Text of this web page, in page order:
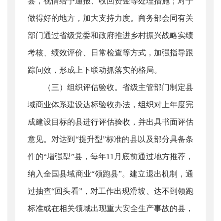
做得好的地方，加大支持力度。商务部会同有关
部门通过省级党委和政府推进乡村振兴战略实绩
考核、绩效评价、日常检查等方式，加强指导跟
踪问效，形成上下联动抓落实的格局。
（三）组织评估验收。省级主管部门制定县
域商业体系建设达标验收办法，组织对上年度完
成建设目标的县进行评估验收，并出具书面评估
意见。对达到“提升型”标准的县以及部分具备条
件的“增强型”县，每年11月底前通过地方推荐，
纳入全国县域商业“领跑县”。建立退出机制，通
过抽查“回头看”，对工作出现滑坡、达不到领跑
标准或在相关领域出现重大安全生产事故的县，